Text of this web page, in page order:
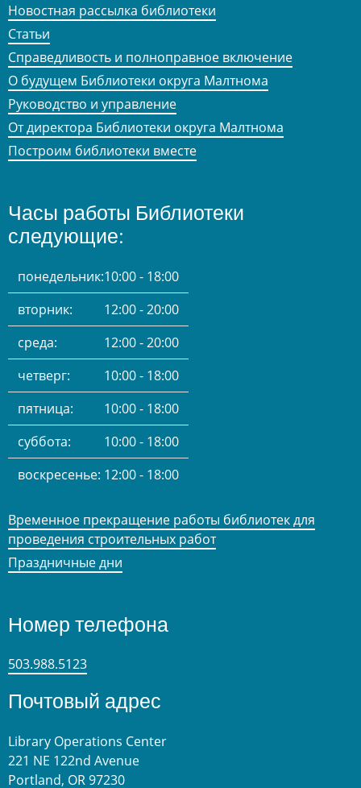
Новостная рассылка библиотеки
Статьи
Справедливость и полноправное включение
О будущем Библиотеки округа Малтнома
Руководство и управление
От директора Библиотеки округа Малтнома
Построим библиотеки вместе
Часы работы Библиотеки
следующие:
понедельник:10:00 - 18:00
вторник:
12:00 - 20:00
среда:
12:00 - 20:00
четверг:
10:00 - 18:00
пятница:
10:00 - 18:00
суббота:
10:00 - 18:00
воскресенье: 12:00 - 18:00
Временное прекращение работы библиотек для
проведения строительных работ
Праздничные дни
Номер телефона
503.988.5123
Почтовый адрес
Library Operations Center
221 NE 122nd Avenue
Portland, OR 97230